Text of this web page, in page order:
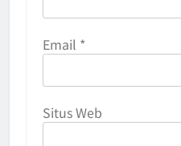
Email *
Situs Web